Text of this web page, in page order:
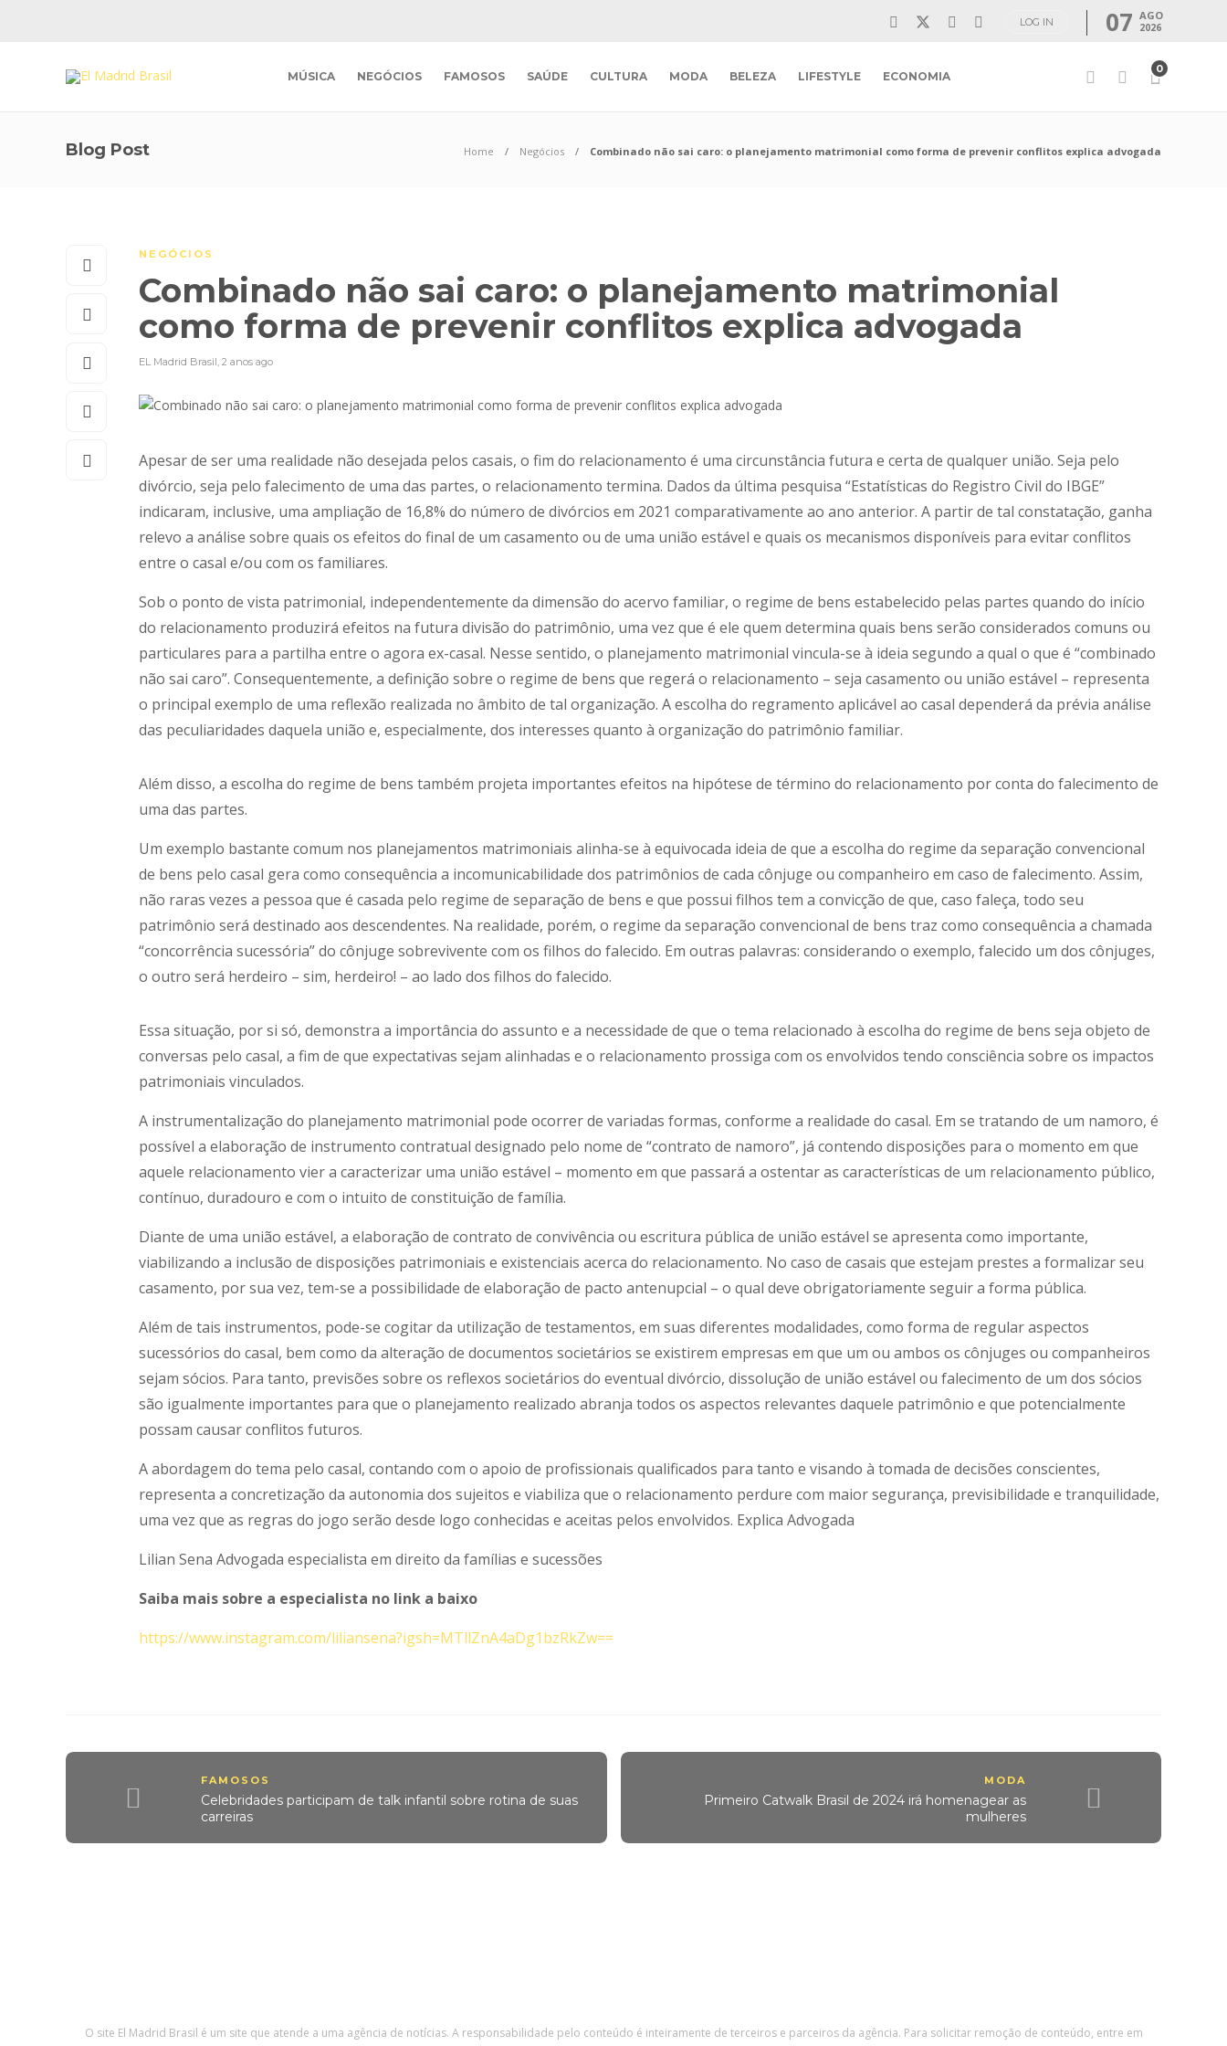
LOG IN 07 AGO
2026
MÚSICA NEGÓCIOS FAMOSOS SAÚDE CULTURA MODA BELEZA LIFESTYLE ECONOMIA
0
Blog Post Home Negócios Combinado não sai caro: o planejamento matrimonial como forma de prevenir conflitos explica advogada
NEGÓCIOS
Combinado não sai caro: o planejamento matrimonial
como forma de prevenir conflitos explica advogada
EL Madrid Brasil, 2 anos ago
Apesar de ser uma realidade não desejada pelos casais, o fim do relacionamento é uma circunstância futura e certa de qualquer união. Seja pelo
divórcio, seja pelo falecimento de uma das partes, o relacionamento termina. Dados da última pesquisa “Estatísticas do Registro Civil do IBGE”
indicaram, inclusive, uma ampliação de 16,8% do número de divórcios em 2021 comparativamente ao ano anterior. A partir de tal constatação, ganha
relevo a análise sobre quais os efeitos do final de um casamento ou de uma união estável e quais os mecanismos disponíveis para evitar conflitos
entre o casal e/ou com os familiares.
Sob o ponto de vista patrimonial, independentemente da dimensão do acervo familiar, o regime de bens estabelecido pelas partes quando do início
do relacionamento produzirá efeitos na futura divisão do patrimônio, uma vez que é ele quem determina quais bens serão considerados comuns ou
particulares para a partilha entre o agora ex-casal. Nesse sentido, o planejamento matrimonial vincula-se à ideia segundo a qual o que é “combinado
não sai caro”. Consequentemente, a definição sobre o regime de bens que regerá o relacionamento – seja casamento ou união estável – representa
o principal exemplo de uma reflexão realizada no âmbito de tal organização. A escolha do regramento aplicável ao casal dependerá da prévia análise
das peculiaridades daquela união e, especialmente, dos interesses quanto à organização do patrimônio familiar.
Além disso, a escolha do regime de bens também projeta importantes efeitos na hipótese de término do relacionamento por conta do falecimento de
uma das partes.
Um exemplo bastante comum nos planejamentos matrimoniais alinha-se à equivocada ideia de que a escolha do regime da separação convencional
de bens pelo casal gera como consequência a incomunicabilidade dos patrimônios de cada cônjuge ou companheiro em caso de falecimento. Assim,
não raras vezes a pessoa que é casada pelo regime de separação de bens e que possui filhos tem a convicção de que, caso faleça, todo seu
patrimônio será destinado aos descendentes. Na realidade, porém, o regime da separação convencional de bens traz como consequência a chamada
“concorrência sucessória” do cônjuge sobrevivente com os filhos do falecido. Em outras palavras: considerando o exemplo, falecido um dos cônjuges,
o outro será herdeiro – sim, herdeiro! – ao lado dos filhos do falecido.
Essa situação, por si só, demonstra a importância do assunto e a necessidade de que o tema relacionado à escolha do regime de bens seja objeto de
conversas pelo casal, a fim de que expectativas sejam alinhadas e o relacionamento prossiga com os envolvidos tendo consciência sobre os impactos
patrimoniais vinculados.
A instrumentalização do planejamento matrimonial pode ocorrer de variadas formas, conforme a realidade do casal. Em se tratando de um namoro, é
possível a elaboração de instrumento contratual designado pelo nome de “contrato de namoro”, já contendo disposições para o momento em que
aquele relacionamento vier a caracterizar uma união estável – momento em que passará a ostentar as características de um relacionamento público,
contínuo, duradouro e com o intuito de constituição de família.
Diante de uma união estável, a elaboração de contrato de convivência ou escritura pública de união estável se apresenta como importante,
viabilizando a inclusão de disposições patrimoniais e existenciais acerca do relacionamento. No caso de casais que estejam prestes a formalizar seu
casamento, por sua vez, tem-se a possibilidade de elaboração de pacto antenupcial – o qual deve obrigatoriamente seguir a forma pública.
Além de tais instrumentos, pode-se cogitar da utilização de testamentos, em suas diferentes modalidades, como forma de regular aspectos
sucessórios do casal, bem como da alteração de documentos societários se existirem empresas em que um ou ambos os cônjuges ou companheiros
sejam sócios. Para tanto, previsões sobre os reflexos societários do eventual divórcio, dissolução de união estável ou falecimento de um dos sócios
são igualmente importantes para que o planejamento realizado abranja todos os aspectos relevantes daquele patrimônio e que potencialmente
possam causar conflitos futuros.
A abordagem do tema pelo casal, contando com o apoio de profissionais qualificados para tanto e visando à tomada de decisões conscientes,
representa a concretização da autonomia dos sujeitos e viabiliza que o relacionamento perdure com maior segurança, previsibilidade e tranquilidade,
uma vez que as regras do jogo serão desde logo conhecidas e aceitas pelos envolvidos. Explica Advogada
Lilian Sena Advogada especialista em direito da famílias e sucessões
Saiba mais sobre a especialista no link a baixo
https://www.instagram.com/liliansena?igsh=MTllZnA4aDg1bzRkZw==
FAMOSOS
Celebridades participam de talk infantil sobre rotina de suas
carreiras
MODA
Primeiro Catwalk Brasil de 2024 irá homenagear as
mulheres
O site El Madrid Brasil é um site que atende a uma agência de notícias. A responsabilidade pelo conteúdo é inteiramente de terceiros e parceiros da agência. Para solicitar remoção de conteúdo, entre em